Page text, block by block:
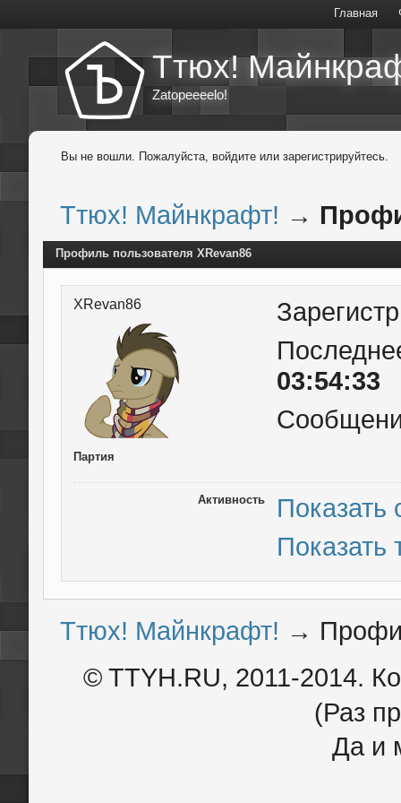
Главная
Ттюх!
Zatopeeeelo!
Вы не вошли. Пожалуйста, войдите или зарегистрируйтесь.
Ттюх! Майнкрафт! →
Профиль пользователя XRevan86
XRevan86
Партия
03:54:33
Активность
Показать
Ттюх! Майнкрафт! →
© TTYH.RU, 2011-2014.
(Раз
Да и